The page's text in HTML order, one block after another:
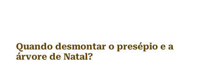
Quando desmontar o presépio e a
árvore de Natal?